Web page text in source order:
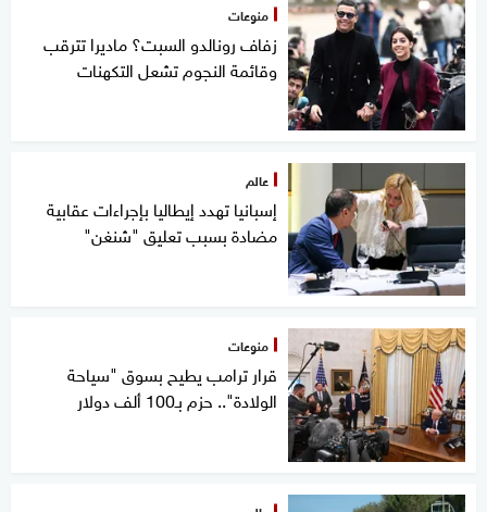
منوعات
زفاف رونالدو السبت؟ ماديرا تترقب
وقائمة النجوم تشعل التكهنات
عالم
إسبانيا تهدد إيطاليا بإجراءات عقابية
مضادة بسبب تعليق "شنغن"
منوعات
قرار ترامب يطيح بسوق "سياحة
الولادة".. حزم بـ100 ألف دولار